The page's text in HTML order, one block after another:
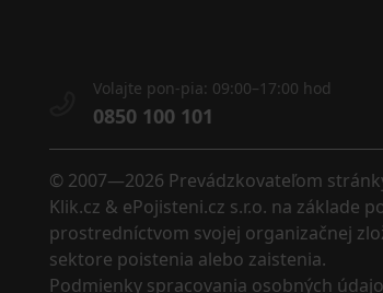
Volajte pon-pia: 09:00–17:00 hod
0850 100 101
© 2007—2026 Prevádzkovateľom
Klik.cz & ePojisteni.cz s.r.o. na
prostredníctvom svojej organizačnej
sektore poistenia alebo zaistenia.
Podmienky spracovania osobných